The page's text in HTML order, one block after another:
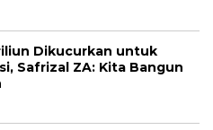
Dikucurkan untuk
Safrizal ZA: Kita Bangun